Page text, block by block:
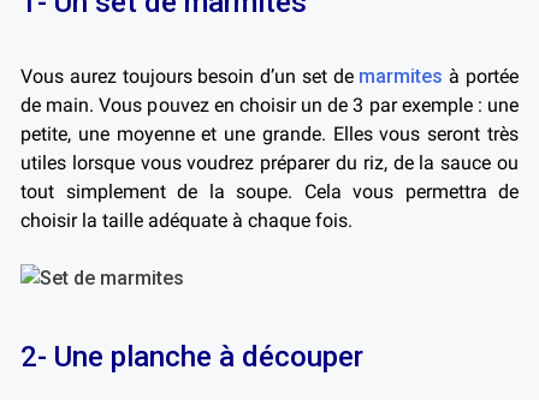
Vous aurez toujours besoin d’un set de marmites à portée
de main. Vous pouvez en choisir un de 3 par exemple : une
petite, une moyenne et une grande. Elles vous seront très
utiles lorsque vous voudrez préparer du riz, de la sauce ou
tout simplement de la soupe. Cela vous permettra de
choisir la taille adéquate à chaque fois.
2- Une planche à découper